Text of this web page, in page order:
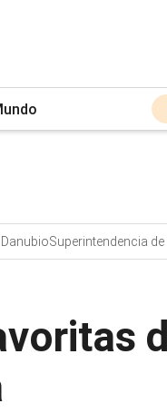
DanubioSuperintendencia